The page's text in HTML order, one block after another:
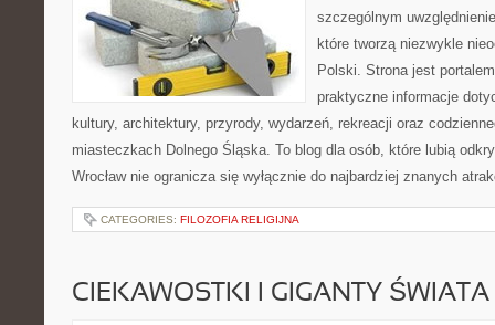
szczególnym
które tworzą niezwykle
Polski. Strona jest
praktyczne informacje
kultury, architektury, przyrody, wydarzeń, rekreacji oraz
miasteczkach Dolnego Śląska. To blog dla osób, które lubią
Wrocław nie ogranicza się wyłącznie do najbardziej znanych
CATEGORIES: FILOZOFIA RELIGIJNA
CIEKAWOSTKI I GIGANTY ŚWIATA